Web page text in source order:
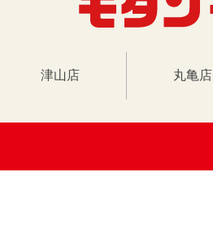
津山店 丸亀店